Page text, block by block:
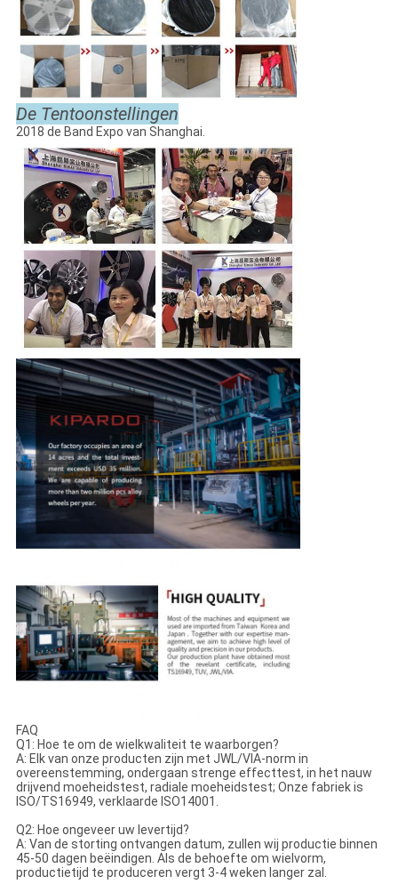
De Tentoonstellingen
2018 de Band Expo van Shanghai.
FAQ
Q1: Hoe te om de wielkwaliteit te waarborgen?
A: Elk van onze producten zijn met JWL/VIA-norm in
overeenstemming, ondergaan strenge effecttest, in het nauw
drijvend moeheidstest, radiale moeheidstest; Onze fabriek is
ISO/TS16949, verklaarde ISO14001.
Q2: Hoe ongeveer uw levertijd?
A: Van de storting ontvangen datum, zullen wij productie binnen
45-50 dagen beëindigen. Als de behoefte om wielvorm,
productietijd te produceren vergt 3-4 weken langer zal.